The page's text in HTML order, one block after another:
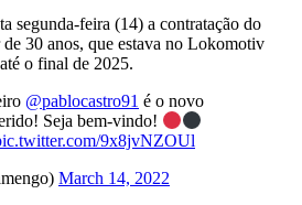
segunda-feira (14) a contratação do
30 anos, que estava no Lokomotiv
o final de 2025.
@pablocastro91 é o novo
Seja bem-vindo!
9x8jvNZOUl
March 14, 2022